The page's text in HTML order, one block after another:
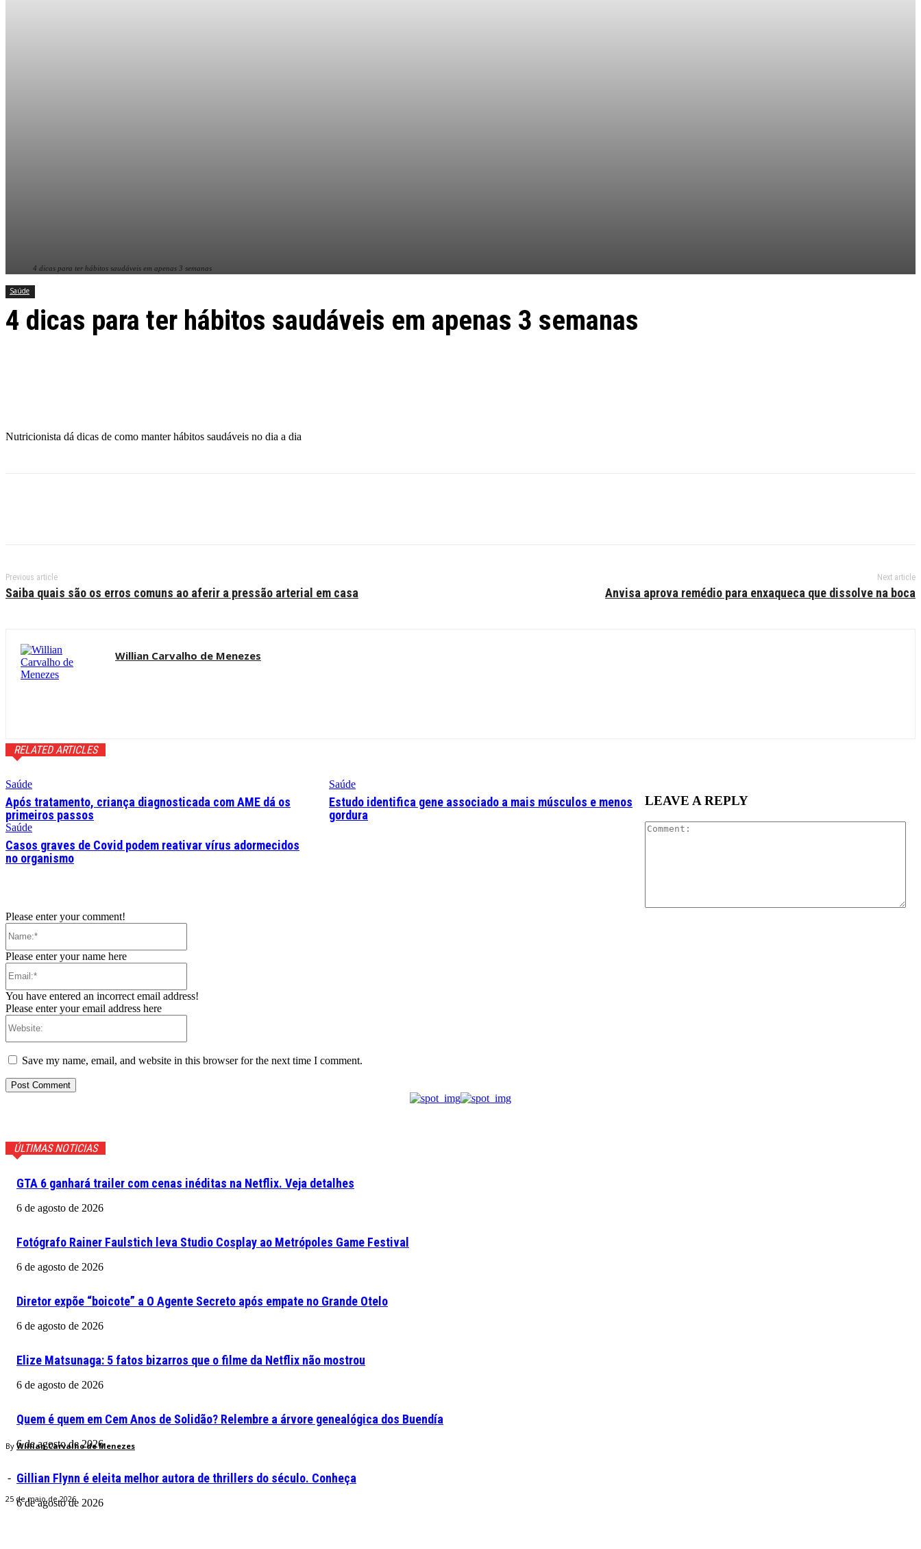
4 dicas para ter hábitos saudáveis em apenas 3 semanas
Saúde
4 dicas para ter hábitos saudáveis em apenas 3 semanas
By Willian Carvalho de Menezes
-
25 de maio de 2026
Nutricionista dá dicas de como manter hábitos saudáveis no dia a dia
Previous article
Saiba quais são os erros comuns ao aferir a pressão arterial em casa
Next article
Anvisa aprova remédio para enxaqueca que dissolve na boca
Willian Carvalho de Menezes
RELATED ARTICLES
Saúde
Após tratamento, criança diagnosticada com AME dá os
primeiros passos
Saúde
Estudo identifica gene associado a mais músculos e menos
gordura
Saúde
Casos graves de Covid podem reativar vírus adormecidos
no organismo
LEAVE A REPLY
Please enter your comment!
Please enter your name here
You have entered an incorrect email address!
Please enter your email address here
Save my name, email, and website in this browser for the next time I comment.
ÚLTIMAS NOTICIAS
GTA 6 ganhará trailer com cenas inéditas na Netflix. Veja detalhes
6 de agosto de 2026
Fotógrafo Rainer Faulstich leva Studio Cosplay ao Metrópoles Game Festival
6 de agosto de 2026
Diretor expõe “boicote” a O Agente Secreto após empate no Grande Otelo
6 de agosto de 2026
Elize Matsunaga: 5 fatos bizarros que o filme da Netflix não mostrou
6 de agosto de 2026
Quem é quem em Cem Anos de Solidão? Relembre a árvore genealógica dos Buendía
6 de agosto de 2026
Gillian Flynn é eleita melhor autora de thrillers do século. Conheça
6 de agosto de 2026